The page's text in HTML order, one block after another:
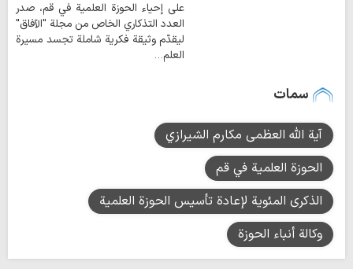
على إحياء الحوزة العلمية في قم، صدر
العدد التذكاري الخاص من مجلة "الآفاق"
ليقدّم وثيقة فكرية شاملة تجسد مسيرة
العلم…
سمات
آية الله العظمى مكارم الشيرازي
الحوزة العلمية في قم
الذكرى المئوية لإعادة تأسيس الحوزة العلمية
وكالة أنباء الحوزة